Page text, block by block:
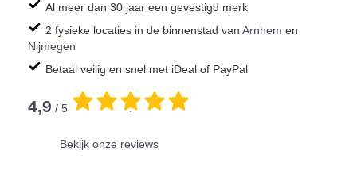
Al meer dan 30 jaar een gevestigd merk
2 fysieke locaties in de binnenstad van Arnhem en
Nijmegen
Betaal veilig en snel met iDeal of PayPal
4,9 / 5 .
Bekijk onze reviews